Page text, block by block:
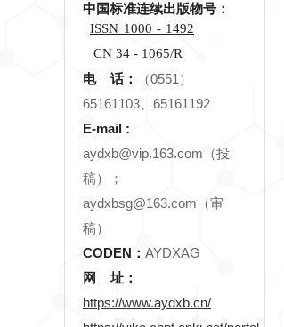
中国标准连续出版物号：
ISSN 1000 - 1492
CN 34 - 1065/R
电 话：
（0551）
65161103、65161192
E-mail :
aydxb@vip.163.com（投
稿）；
aydxbsg@163.com（审
稿）
CODEN： AYDXAG
网 址：
https://www.aydxb.cn/